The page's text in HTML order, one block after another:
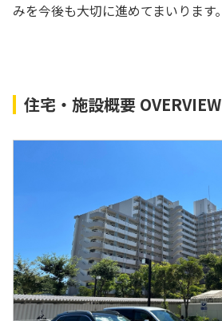
みを今後も大切に進めてまいります。
住宅・施設概要 OVERVIEW